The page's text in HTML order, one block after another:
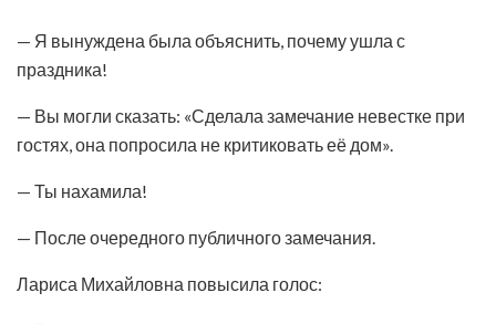
— Я вынуждена была объяснить, почему ушла с
праздника!
— Вы могли сказать: «Сделала замечание невестке при
гостях, она попросила не критиковать её дом».
— Ты нахамила!
— После очередного публичного замечания.
Лариса Михайловна повысила голос: